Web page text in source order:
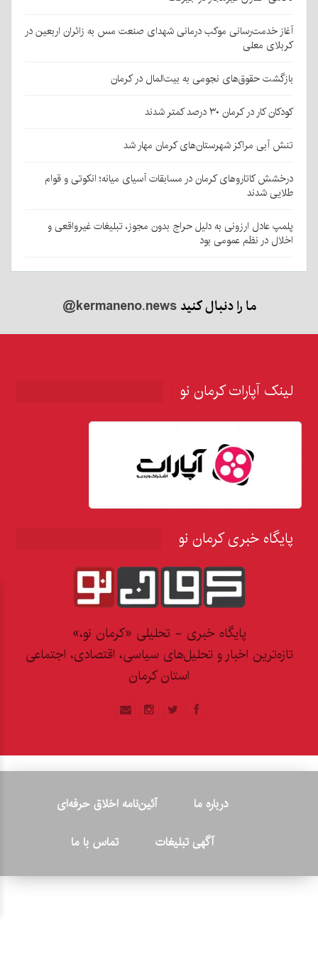
آغاز خدمت‌رسانی موکب درمانی شهدای صنعت مس به زائران اربعین در
کربلای معلی
بازگشت حقوق‌های نجومی به بیت‌المال در کرمان
کودکان کار در کرمان ۳۰ درصد کمتر شدند
تنش آبی مراکز شهرستان‌های کرمان مهار شد
درخشش کاتاروهای کرمان در مسابقات آسیای میانه؛ انکوتی و قوام
طلایی شدند
پلمپ عادل ارزونی به دليل حراج بدون مجوز، تبليغات غیرواقعی و
اخلال در نظم عمومی بود
ما را دنبال کنید@kermaneno.news
لینک آپارات کرمان نو
پایگاه خبری کرمان نو
پایگاه خبری - تحلیلی «کرمان نو،»
تازه‌ترین اخبار و تحلیل‌های سیاسی، اقتصادی، اجتماعی
استان کرمان
درباره ما
آئین‌نامه اخلاق حرفه‌ای
آگهی تبلیغات
تماس با ما